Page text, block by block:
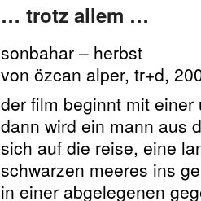
… trotz allem …
sonbahar – herbst
von özcan alper, tr+d,
der film beginnt mit
dann wird ein mann aus
sich auf die reise, eine
schwarzen meeres ins
in einer abgelegenen